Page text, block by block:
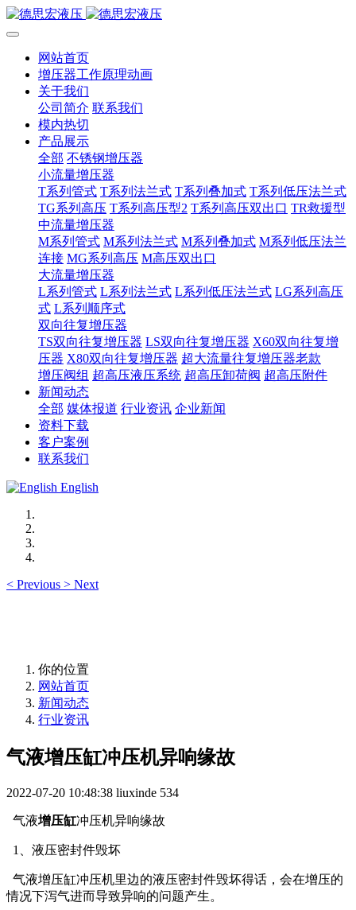
网站首页
增压器工作原理动画
关于我们
公司简介 联系我们
模内热切
产品展示
全部 不锈钢增压器
小流量增压器
T系列管式 T系列法兰式 T系列叠加式 T系列低压法兰式
TG系列高压 T系列高压型2 T系列高压双出口 TR救援型
中流量增压器
M系列管式 M系列法兰式 M系列叠加式 M系列低压法兰
连接 MG系列高压 M高压双出口
大流量增压器
L系列管式 L系列法兰式 L系列低压法兰式 LG系列高压
式 L系列顺序式
双向往复增压器
TS双向往复增压器 LS双向往复增压器 X60双向往复增
压器 X80双向往复增压器 超大流量往复增压器老款
增压阀组 超高压液压系统 超高压卸荷阀 超高压附件
新闻动态
全部 媒体报道 行业资讯 企业新闻
资料下载
客户案例
联系我们
English
< Previous > Next
你的位置
网站首页
新闻动态
行业资讯
气液增压缸冲压机异响缘故
2022-07-20 10:48:38 liuxinde 534
气液增压缸冲压机异响缘故
1、液压密封件毁坏
气液增压缸冲压机里边的液压密封件毁坏得话，会在增压的
情况下泻气进而导致异响的问题产生。